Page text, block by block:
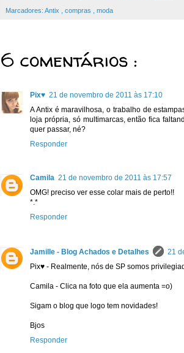
Marcadores: Antix compras moda
6 comentários :
Pix♥ 21 de novembro de 2011 às 17:10
A Antix é maravilhosa, o trabalho de
loja própria, só multimarcas, então fica
quer passar, né?
Responder
Camila 21 de novembro de 2011 às 17:57
OMG! preciso ver esse colar mais de perto!!
*.*
Responder
Jamille - Blog Achados e Detalhes
21
Pix♥ - Realmente, nós de SP somos
Camila - Clica na foto que ela aumenta =o)
Sigam o blog que logo tem novidades!
Bjos
Responder